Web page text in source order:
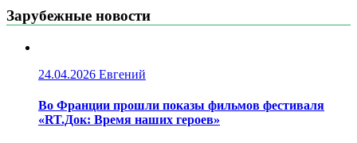
Зарубежные новости
24.04.2026 Евгений
Во Франции прошли показы фильмов фестиваля
«RT.Док: Время наших героев»